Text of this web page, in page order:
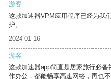
游客
这款加速器VPM应用程序已经为我
护。
2024-01-16
游客
这款加速器app简直是居家旅行必
作办公，都能畅享高速网络，再也不